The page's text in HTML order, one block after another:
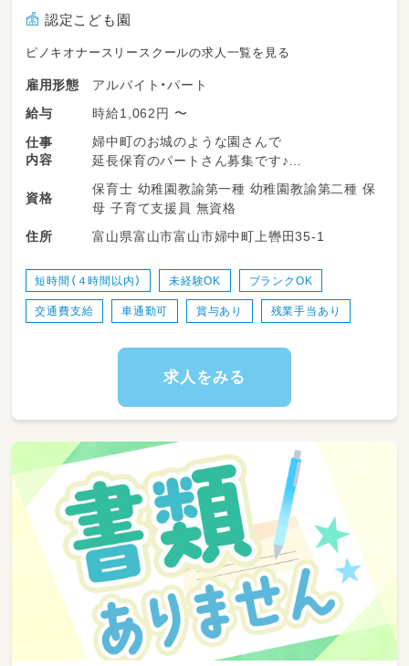
認定こども園
ピノキオナースリースクールの求人一覧を見る
雇用形態
アルバイト・パート
給与
時給1,062円 〜
仕事
内容
婦中町のお城のような園さんで
延長保育のパートさん募集です♪
＝＝＝＝＝＝＝＝＝＝＝＝＝＝＝＝＝
・経験あれば無資格の方でもOK！
・正職員が一緒にいるため安心！
＝＝＝＝＝＝＝＝＝＝＝＝＝＝＝＝＝
◆お仕事内容
・おやつの準備や片付け
・遊びの見守り
・子どもの送り出し
・保育室の掃除 など
◎給与
￣￣￣￣
時給1062円～1250円
◎勤務時間
￣￣￣￣￣￣
資格
保育士 幼稚園教諭第一種 幼稚園教諭第二種 保
母 子育て支援員 無資格
住所
富山県富山市富山市婦中町上轡田35-1
短時間（４時間以内） 未経験OK ブランクOK
交通費支給 車通勤可 賞与あり 残業手当あり
求人をみる